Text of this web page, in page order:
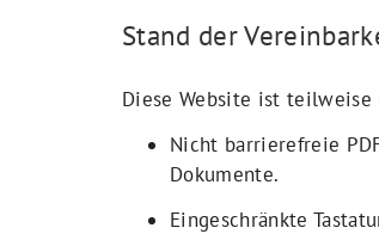
Stand der
Diese Website ist teilweise
Nicht barrierefreie
Dokumente.
Eingeschränkte